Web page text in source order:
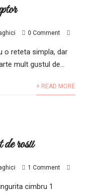
0 Comment
o reteta simpla, dar
mult gustul de...
+ READ MORE
de rosii
1 Comment
cimbru 1